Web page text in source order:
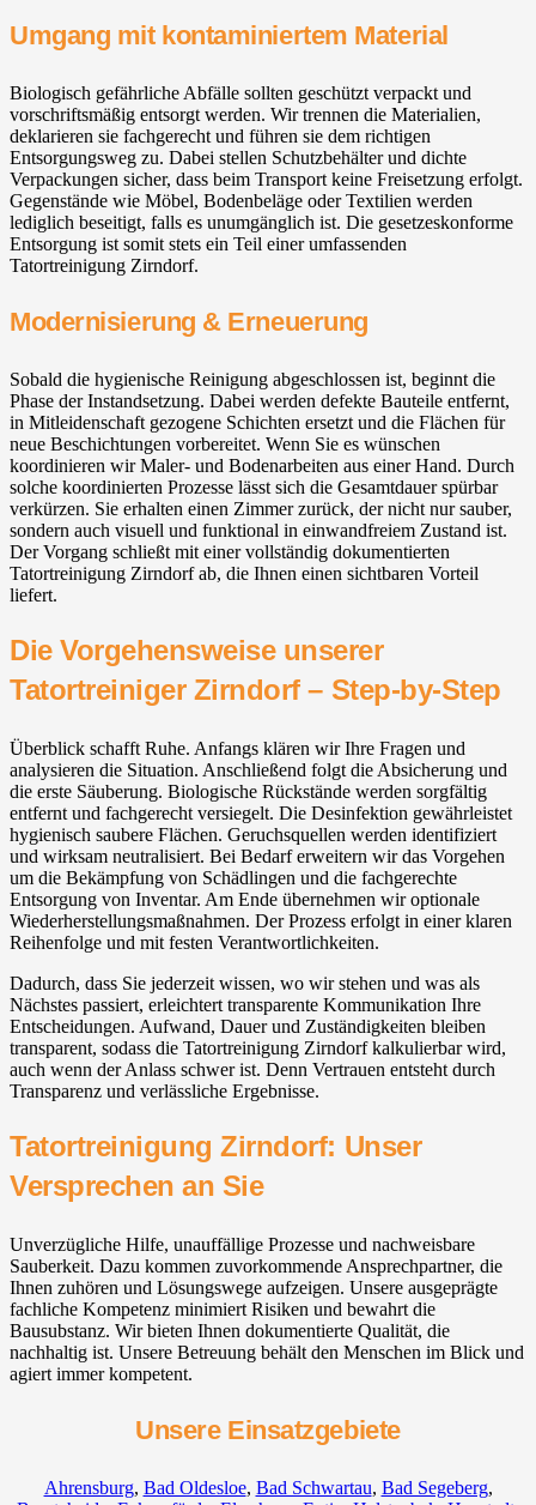
Umgang mit kontaminiertem Material
Biologisch gefährliche Abfälle sollten geschützt verpackt und
vorschriftsmäßig entsorgt werden. Wir trennen die Materialien,
deklarieren sie fachgerecht und führen sie dem richtigen
Entsorgungsweg zu. Dabei stellen Schutzbehälter und dichte
Verpackungen sicher, dass beim Transport keine Freisetzung erfolgt.
Gegenstände wie Möbel, Bodenbeläge oder Textilien werden
lediglich beseitigt, falls es unumgänglich ist. Die gesetzeskonforme
Entsorgung ist somit stets ein Teil einer umfassenden
Tatortreinigung Zirndorf.
Modernisierung & Erneuerung
Sobald die hygienische Reinigung abgeschlossen ist, beginnt die
Phase der Instandsetzung. Dabei werden defekte Bauteile entfernt,
in Mitleidenschaft gezogene Schichten ersetzt und die Flächen für
neue Beschichtungen vorbereitet. Wenn Sie es wünschen
koordinieren wir Maler- und Bodenarbeiten aus einer Hand. Durch
solche koordinierten Prozesse lässt sich die Gesamtdauer spürbar
verkürzen. Sie erhalten einen Zimmer zurück, der nicht nur sauber,
sondern auch visuell und funktional in einwandfreiem Zustand ist.
Der Vorgang schließt mit einer vollständig dokumentierten
Tatortreinigung Zirndorf ab, die Ihnen einen sichtbaren Vorteil
liefert.
Die Vorgehensweise unserer
Tatortreiniger Zirndorf – Step-by-Step
Überblick schafft Ruhe. Anfangs klären wir Ihre Fragen und
analysieren die Situation. Anschließend folgt die Absicherung und
die erste Säuberung. Biologische Rückstände werden sorgfältig
entfernt und fachgerecht versiegelt. Die Desinfektion gewährleistet
hygienisch saubere Flächen. Geruchsquellen werden identifiziert
und wirksam neutralisiert. Bei Bedarf erweitern wir das Vorgehen
um die Bekämpfung von Schädlingen und die fachgerechte
Entsorgung von Inventar. Am Ende übernehmen wir optionale
Wiederherstellungsmaßnahmen. Der Prozess erfolgt in einer klaren
Reihenfolge und mit festen Verantwortlichkeiten.
Dadurch, dass Sie jederzeit wissen, wo wir stehen und was als
Nächstes passiert, erleichtert transparente Kommunikation Ihre
Entscheidungen. Aufwand, Dauer und Zuständigkeiten bleiben
transparent, sodass die Tatortreinigung Zirndorf kalkulierbar wird,
auch wenn der Anlass schwer ist. Denn Vertrauen entsteht durch
Transparenz und verlässliche Ergebnisse.
Tatortreinigung Zirndorf: Unser
Versprechen an Sie
Unverzügliche Hilfe, unauffällige Prozesse und nachweisbare
Sauberkeit. Dazu kommen zuvorkommende Ansprechpartner, die
Ihnen zuhören und Lösungswege aufzeigen. Unsere ausgeprägte
fachliche Kompetenz minimiert Risiken und bewahrt die
Bausubstanz. Wir bieten Ihnen dokumentierte Qualität, die
nachhaltig ist. Unsere Betreuung behält den Menschen im Blick und
agiert immer kompetent.
Unsere Einsatzgebiete
Ahrensburg, Bad Oldesloe, Bad Schwartau, Bad Segeberg,